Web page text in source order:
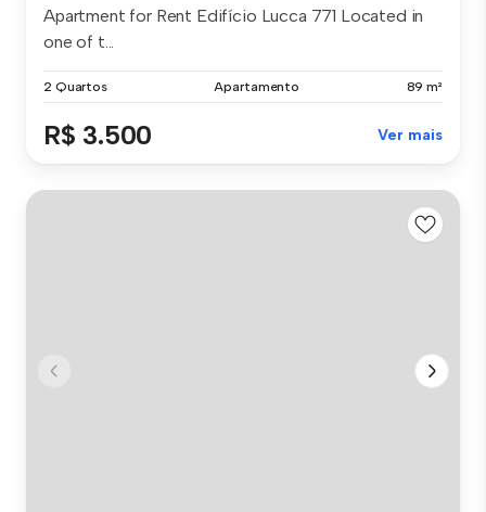
Apartment for Rent Edifício Lucca 771 Located in
one of t...
2 Quartos Apartamento 89 m²
R$ 3.500 Ver mais